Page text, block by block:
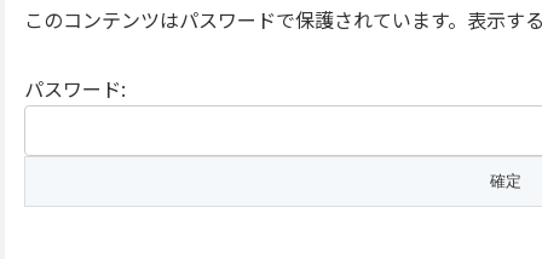
このコンテンツはパスワードで保護されています。表示す
パスワード: